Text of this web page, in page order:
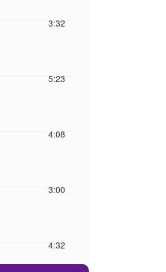
3:32
5:23
4:08
3:00
4:32